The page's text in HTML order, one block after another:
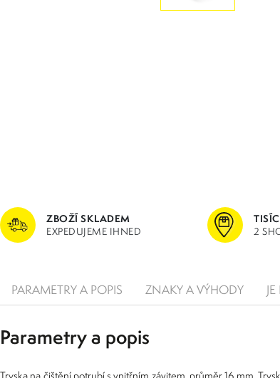
ZBOŽÍ SKLADEM
EXPEDUJEME IHNED 2
PARAMETRY A POPIS ZNAKY A VÝHODY
Parametry a popis